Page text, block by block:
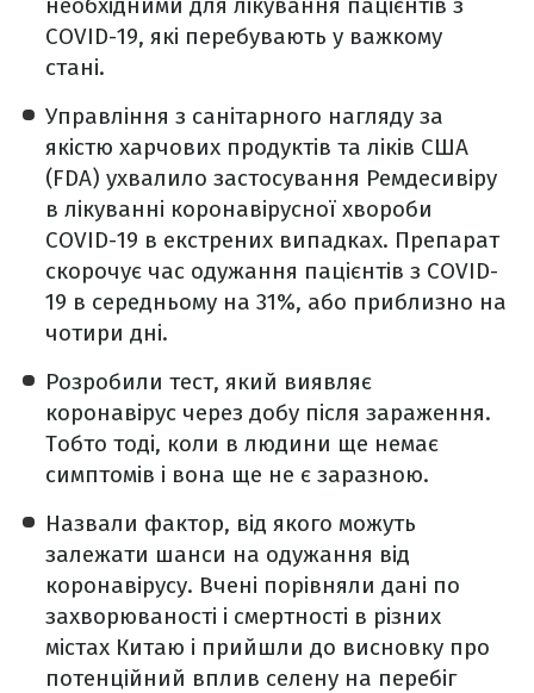
COVID-19, які перебувають у важкому
стані.
Управління з санітарного нагляду за
якістю харчових продуктів та ліків США
(FDA) ухвалило застосування Ремдесивіру
в лікуванні коронавірусної хвороби
COVID-19 в екстрених випадках. Препарат
скорочує час одужання пацієнтів з COVID-
19 в середньому на 31%, або приблизно на
чотири дні.
Розробили тест, який виявляє
коронавірус через добу після зараження.
Тобто тоді, коли в людини ще немає
симптомів і вона ще не є заразною.
Назвали фактор, від якого можуть
залежати шанси на одужання від
коронавірусу. Вчені порівняли дані по
захворюваності і смертності в різних
містах Китаю і прийшли до висновку про
потенційний вплив селену на перебіг